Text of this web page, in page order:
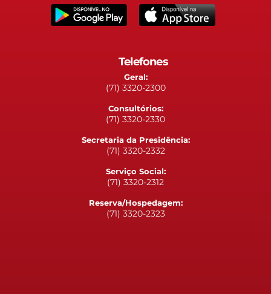
Telefones
Geral:
(71) 3320-2300
Consultórios:
(71) 3320-2330
Secretaria da Presidência:
(71) 3320-2332
Serviço Social:
(71) 3320-2312
Reserva/Hospedagem:
(71) 3320-2323